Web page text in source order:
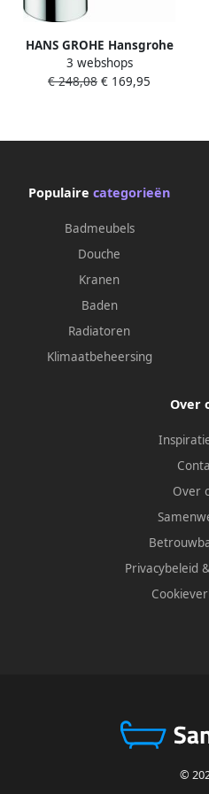
HANS GROHE Hansgrohe
Vernis elektronische
wastafelkraan koud water en
3 webshops
€ 248,08 € 169,95
Populaire categorieën
Badmeubels
Douche
Kranen
Baden
Radiatoren
Klimaatbeheersing
Over
Over
Privacybeleid
©